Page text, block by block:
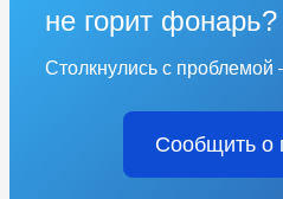
не горит фонарь?
Столкнулись с
Сообщить о